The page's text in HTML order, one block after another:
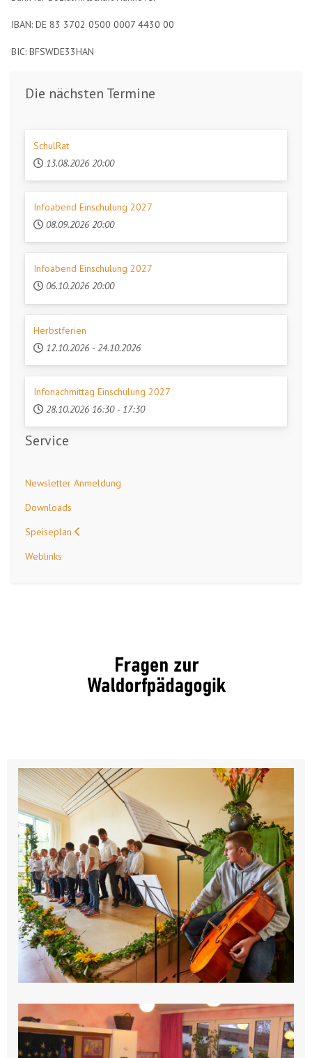
IBAN: DE 83 3702 0500 0007 4430 00
BIC: BFSWDE33HAN
Die nächsten Termine
SchulRat
13.08.2026 20:00
Infoabend Einschulung 2027
08.09.2026 20:00
Infoabend Einschulung 2027
06.10.2026 20:00
Herbstferien
12.10.2026 - 24.10.2026
Infonachmittag Einschulung 2027
28.10.2026 16:30 - 17:30
Service
Newsletter Anmeldung
Downloads
Speiseplan
Weblinks